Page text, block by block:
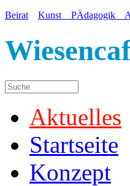
Beirat Kunst PÄdagogik
Aktuelles
Startseite
Konzept